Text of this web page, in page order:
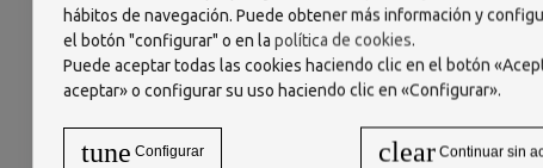
hábitos de navegación. Puede obtener más información y
el botón "configurar" o en la política de cookies.
Puede aceptar todas las cookies haciendo clic en el botón
aceptar» o configurar su uso haciendo clic en «Configurar».
clear Continuar sin
tune Configurar